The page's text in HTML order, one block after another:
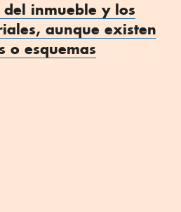
inmueble y los
aunque existen
o esquemas